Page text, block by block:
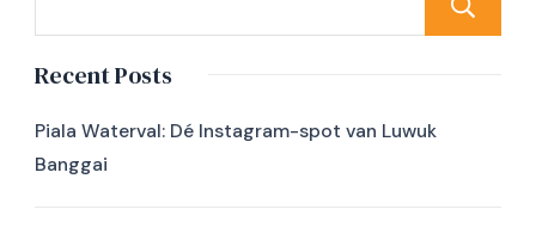
Recent Posts
Piala Waterval: Dé Instagram-spot van Luwuk
Banggai